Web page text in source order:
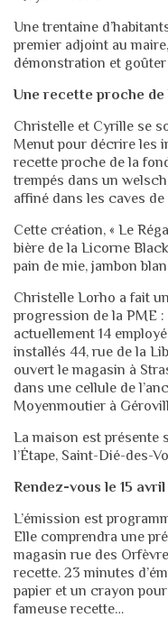
Une trentaine
premier adjoint au
démonstration et
Une recette proche de
Christelle et Cyrille se
Menut pour décrire les
recette proche de la
trempés dans un
affiné dans les caves
Cette création, « Le
bière de la Licorne
pain de mie, jambon
Christelle Lorho a fait
progression de la PME
actuellement 14
installés 44, rue de la
ouvert le magasin à
dans une cellule de
Moyenmoutier à
La maison est présente
l’Étape, Saint-Dié-des-
Rendez-vous le 15 avril
L’émission est
Elle comprendra une
magasin rue des
recette. 23 minutes
papier et un crayon
fameuse recette…